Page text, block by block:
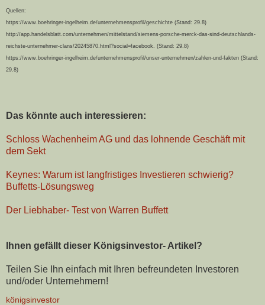
Quellen:
https://www.boehringer-ingelheim.de/unternehmensprofil/geschichte (Stand: 29.8)
http://app.handelsblatt.com/unternehmen/mittelstand/siemens-porsche-merck-das-sind-deutschlands-
reichste-unternehmer-clans/20245870.html?social=facebook. (Stand: 29.8)
https://www.boehringer-ingelheim.de/unternehmensprofil/unser-unternehmen/zahlen-und-fakten (Stand:
29.8)
Das könnte auch interessieren:
Schloss Wachenheim AG und das lohnende Geschäft mit
dem Sekt
Keynes: Warum ist langfristiges Investieren schwierig?
Buffetts-Lösungsweg
Der Liebhaber- Test von Warren Buffett
Ihnen gefällt dieser Königsinvestor- Artikel?
Teilen Sie Ihn einfach mit Ihren befreundeten Investoren
und/oder Unternehmern!
königsinvestor